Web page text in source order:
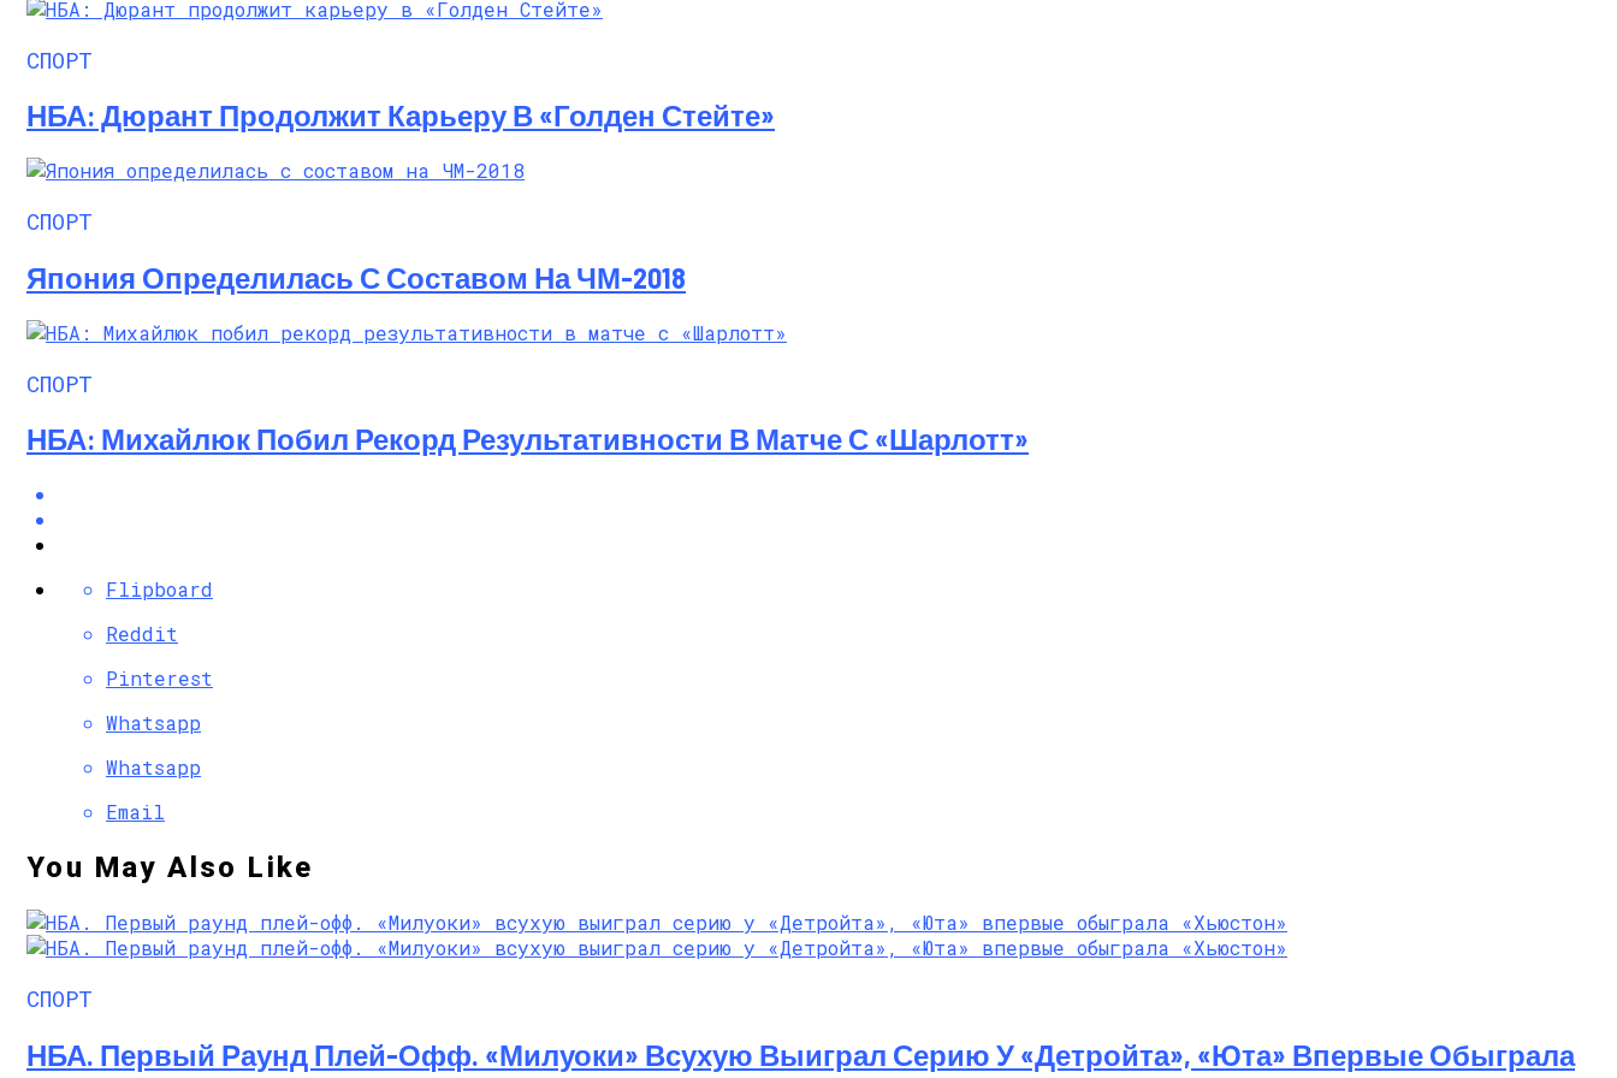
Алёна Шоптенко Показала Танцевальный Мастер-Класс На Пляже В Турции
СПОРТ
НБА: Дюрант Продолжит Карьеру В «Голден Стейте»
СПОРТ
Япония Определилась С Составом На ЧМ-2018
СПОРТ
НБА: Михайлюк Побил Рекорд Результативности В Матче С «Шарлотт»
Flipboard
Reddit
Pinterest
Whatsapp
Whatsapp
Email
You May Also Like
СПОРТ
НБА. Первый Раунд Плей-Офф. «Милуоки» Всухую Выиграл Серию У «Детройта», «Юта» Впервые Обыграла